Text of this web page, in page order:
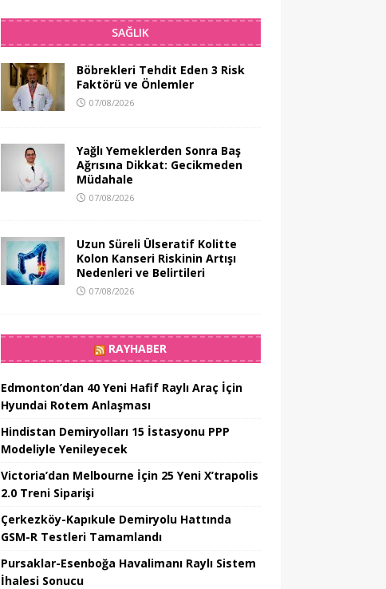
SAĞLIK
Böbrekleri Tehdit Eden 3 Risk
Faktörü ve Önlemler
07/08/2026
Yağlı Yemeklerden Sonra Baş
Ağrısına Dikkat: Gecikmeden
Müdahale
07/08/2026
Uzun Süreli Ülseratif Kolitte
Kolon Kanseri Riskinin Artışı
Nedenleri ve Belirtileri
07/08/2026
RAYHABER
Edmonton’dan 40 Yeni Hafif Raylı Araç İçin
Hyundai Rotem Anlaşması
Hindistan Demiryolları 15 İstasyonu PPP
Modeliyle Yenileyecek
Victoria’dan Melbourne İçin 25 Yeni X’trapolis
2.0 Treni Siparişi
Çerkezköy-Kapıkule Demiryolu Hattında
GSM-R Testleri Tamamlandı
Pursaklar-Esenboğa Havalimanı Raylı Sistem
İhalesi Sonucu